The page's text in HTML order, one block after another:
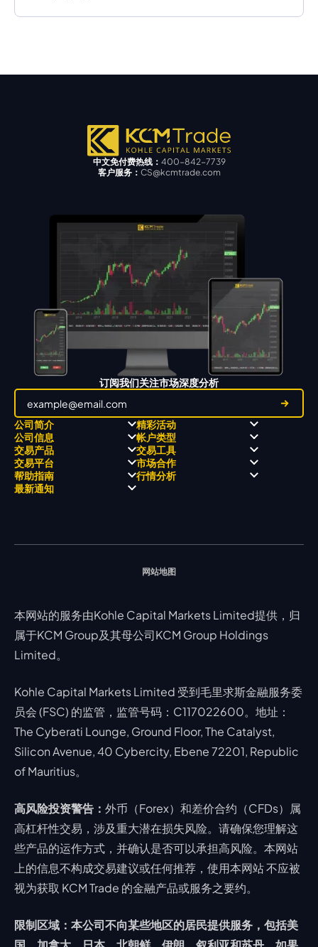
中文免付费热线： 400-842-7739
客户服务： CS@kcmtrade.com
订阅我们关注市场深度分析
公司简介
关于
关于 KCM Group
三大优势
奖项和成就
精彩活动
职业高尔夫 x 飘移队
全球高尔夫锦标赛
公司信息
经营理念
公开信息与风险披露
公司新闻
视频库
帐户类型
ECN 账户
STP 账户
账户比较
交易产品
Forex
贵金属
能源
交易工具
交易平台
MetaTrader 4
MetaTrader 5
市场合作
帮助指南 行情分析
最新通知
网站地图
本网站的服务由Kohle Capital Markets Limited提供，归
属于KCM Group及其母公司KCM Group Holdings
Limited。
Kohle Capital Markets Limited 受到毛里求斯金融服务委
员会 (FSC) 的监管，监管号码：C117022600。地址：
The Cyberati Lounge, Ground Floor, The Catalyst,
Silicon Avenue, 40 Cybercity, Ebene 72201, Republic
of Mauritius。
高风险投资警告： 外币（Forex）和差价合约（CFDs）属
高杠杆性交易，涉及重大潜在损失风险。请确保您理解这
些产品的运作方式，并确认是否可以承担高风险。本网站
上的信息不构成交易建议或任何推荐，使用本网站 不应被
视为获取 KCM Trade 的金融产品或服务之要约。
限制区域：本公司不向某些地区的居民提供服务，包括美